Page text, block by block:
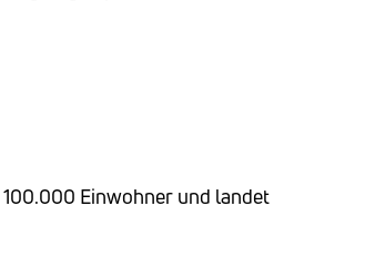
Einwohner und landet